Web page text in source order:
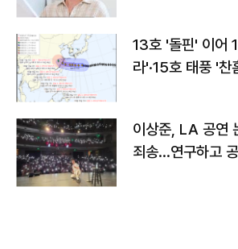
13호 '돌핀' 이어
라'·15호 태풍 '
이상준, LA 공연
죄송…연구하고